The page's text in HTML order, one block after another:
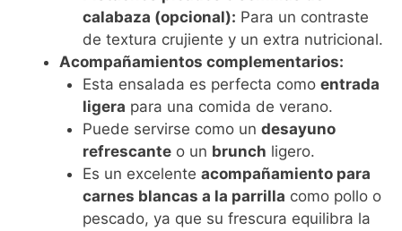
calabaza (opcional): Para un contraste
de textura crujiente y un extra nutricional.
Acompañamientos complementarios:
Esta ensalada es perfecta como entrada
ligera para una comida de verano.
Puede servirse como un desayuno
refrescanteo un brunch ligero.
Es un excelente acompañamiento para
carnes blancas a la parrilla como pollo o
pescado, ya que su frescura equilibra la